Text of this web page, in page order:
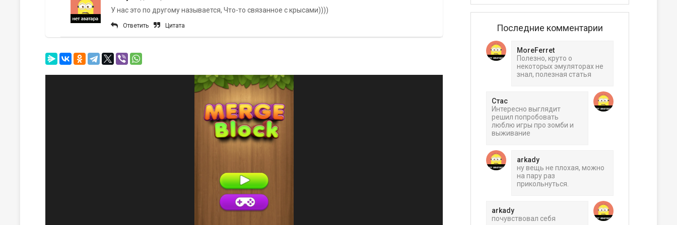
У нас это по другому называется, Что-то связанное с крысами))))
Ответить Цитата Последние комментарии
MoreFerret
Полезно, круто о
некоторых эмуляторах не
знал, полезная статья
Стас
Интересно выглядит
решил попробовать
люблю игры про зомби и
выживание
arkady
ну вещь не плохая, можно
на пару раз
прикольнуться.
arkady
почувствовал себя